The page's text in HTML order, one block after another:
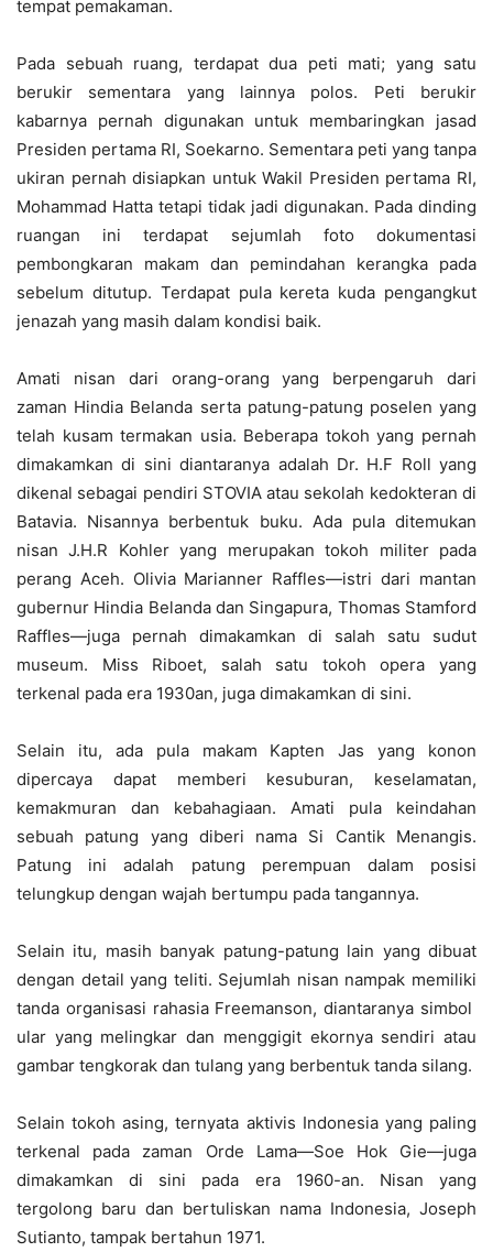
tempat pemakaman.
Pada sebuah ruang, terdapat dua peti mati; yang satu
berukir sementara yang lainnya polos. Peti berukir
kabarnya pernah digunakan untuk membaringkan jasad
Presiden pertama RI, Soekarno. Sementara peti yang tanpa
ukiran pernah disiapkan untuk Wakil Presiden pertama RI,
Mohammad Hatta tetapi tidak jadi digunakan. Pada dinding
ruangan ini terdapat sejumlah foto dokumentasi
pembongkaran makam dan pemindahan kerangka pada
sebelum ditutup. Terdapat pula kereta kuda pengangkut
jenazah yang masih dalam kondisi baik.
Amati nisan dari orang-orang yang berpengaruh dari
zaman Hindia Belanda serta patung-patung poselen yang
telah kusam termakan usia. Beberapa tokoh yang pernah
dimakamkan di sini diantaranya adalah Dr. H.F Roll yang
dikenal sebagai pendiri STOVIA atau sekolah kedokteran di
Batavia. Nisannya berbentuk buku. Ada pula ditemukan
nisan J.H.R Kohler yang merupakan tokoh militer pada
perang Aceh. Olivia Marianner Raffles—istri dari mantan
gubernur Hindia Belanda dan Singapura, Thomas Stamford
Raffles—juga pernah dimakamkan di salah satu sudut
museum. Miss Riboet, salah satu tokoh opera yang
terkenal pada era 1930an, juga dimakamkan di sini.
Selain itu, ada pula makam Kapten Jas yang konon
dipercaya dapat memberi kesuburan, keselamatan,
kemakmuran dan kebahagiaan. Amati pula keindahan
sebuah patung yang diberi nama Si Cantik Menangis.
Patung ini adalah patung perempuan dalam posisi
telungkup dengan wajah bertumpu pada tangannya.
Selain itu, masih banyak patung-patung lain yang dibuat
dengan detail yang teliti. Sejumlah nisan nampak memiliki
tanda organisasi rahasia Freemanson, diantaranya simbol
ular yang melingkar dan menggigit ekornya sendiri atau
gambar tengkorak dan tulang yang berbentuk tanda silang.
Selain tokoh asing, ternyata aktivis Indonesia yang paling
terkenal pada zaman Orde Lama—Soe Hok Gie—juga
dimakamkan di sini pada era 1960-an. Nisan yang
tergolong baru dan bertuliskan nama Indonesia, Joseph
Sutianto, tampak bertahun 1971.